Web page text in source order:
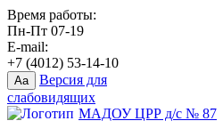
Время работы:
Пн-Пт 07-19
E-mail:
+7 (4012) 53-14-10
Aa
Версия для
слабовидящих
МАДОУ ЦРР д/с № 87